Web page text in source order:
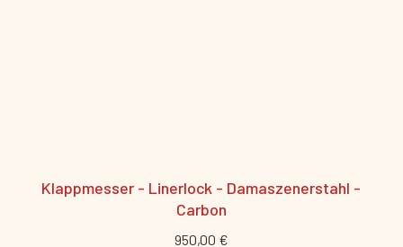
Klappmesser - Linerlock - Damaszenerstahl -
Carbon
950,00 €